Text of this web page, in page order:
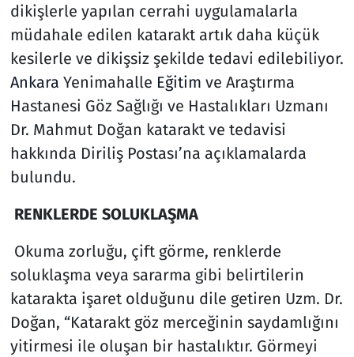
dikişlerle yapılan cerrahi uygulamalarla
müdahale edilen katarakt artık daha küçük
kesilerle ve dikişsiz şekilde tedavi edilebiliyor.
Ankara Yenimahalle Eğitim ve Araştırma
Hastanesi Göz Sağlığı ve Hastalıkları Uzmanı
Dr. Mahmut Doğan katarakt ve tedavisi
hakkında Diriliş Postası’na açıklamalarda
bulundu.
RENKLERDE SOLUKLAŞMA
Okuma zorluğu, çift görme, renklerde
soluklaşma veya sararma gibi belirtilerin
katarakta işaret olduğunu dile getiren Uzm. Dr.
Doğan, “Katarakt göz merceğinin saydamlığını
yitirmesi ile oluşan bir hastalıktır. Görmeyi